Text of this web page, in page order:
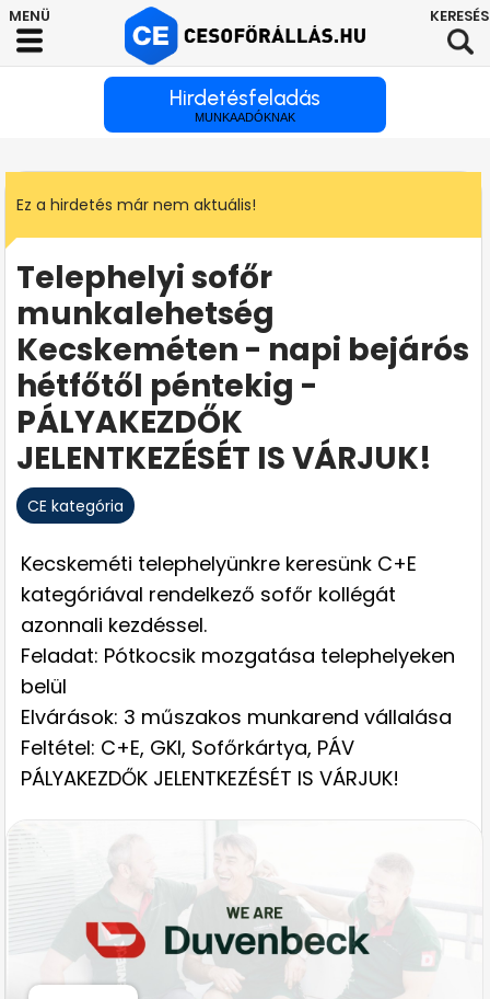
Hirdetésfeladás
MUNKAADÓKNAK
Ez a hirdetés már nem aktuális!
Telephelyi sofőr
munkalehetség
Kecskeméten - napi bejárós
hétfőtől péntekig -
PÁLYAKEZDŐK
JELENTKEZÉSÉT IS VÁRJUK!
CE kategória
Kecskeméti telephelyünkre keresünk C+E
kategóriával rendelkező sofőr kollégát
azonnali kezdéssel.
Feladat: Pótkocsik mozgatása telephelyeken
belül
Elvárások: 3 műszakos munkarend vállalása
Feltétel: C+E, GKI, Sofőrkártya, PÁV
PÁLYAKEZDŐK JELENTKEZÉSÉT IS VÁRJUK!